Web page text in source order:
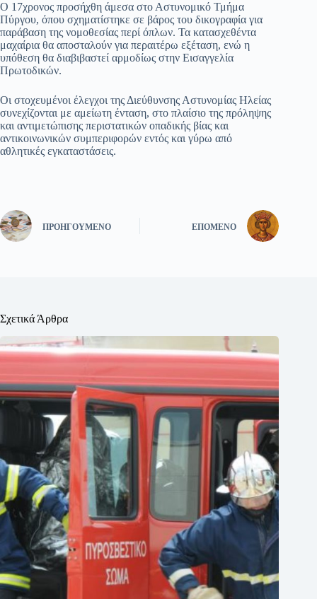
Ο 17χρονος προσήχθη άμεσα στο Αστυνομικό Τμήμα
Πύργου, όπου σχηματίστηκε σε βάρος του δικογραφία για
παράβαση της νομοθεσίας περί όπλων. Τα κατασχεθέντα
μαχαίρια θα αποσταλούν για περαιτέρω εξέταση, ενώ η
υπόθεση θα διαβιβαστεί αρμοδίως στην Εισαγγελία
Πρωτοδικών.
Οι στοχευμένοι έλεγχοι της Διεύθυνσης Αστυνομίας Ηλείας
συνεχίζονται με αμείωτη ένταση, στο πλαίσιο της πρόληψης
και αντιμετώπισης περιστατικών οπαδικής βίας και
αντικοινωνικών συμπεριφορών εντός και γύρω από
αθλητικές εγκαταστάσεις.
ΠΡΟΗΓΟΎΜΕΝΟ ΕΠΌΜΕΝΟ
Σχετικά Άρθρα